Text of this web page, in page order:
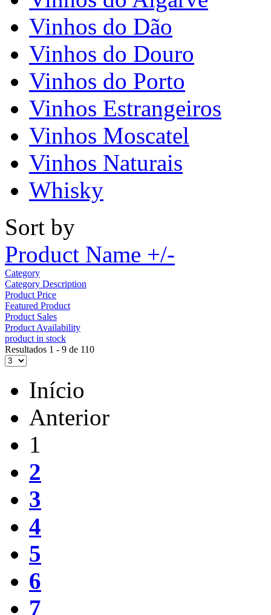
Vinhos do Dão
Vinhos do Douro
Vinhos do Porto
Vinhos Estrangeiros
Vinhos Moscatel
Vinhos Naturais
Whisky
Sort by
Product Name +/-
Category
Category Description
Product Price
Featured Product
Product Sales
Product Availability
product in stock
Resultados 1 - 9 de 110
Início
Anterior
1
2
3
4
5
6
7